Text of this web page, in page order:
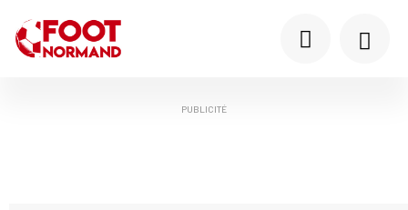
PUBLICITÉ